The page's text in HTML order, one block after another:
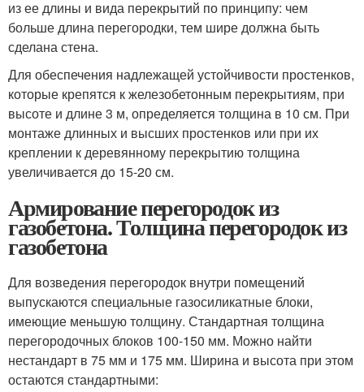
из ее длины и вида перекрытий по принципу: чем
больше длина перегородки, тем шире должна быть
сделана стена.
Для обеспечения надлежащей устойчивости простенков,
которые крепятся к железобетонным перекрытиям, при
высоте и длине 3 м, определяется толщина в 10 см. При
монтаже длинных и высших простенков или при их
креплении к деревянному перекрытию толщина
увеличивается до 15-20 см.
Армирование перегородок из
газобетона. Толщина перегородок из
газобетона
Для возведения перегородок внутри помещений
выпускаются специальные газосиликатные блоки,
имеющие меньшую толщину. Стандартная толщина
перегородочных блоков 100-150 мм. Можно найти
нестандарт в 75 мм и 175 мм. Ширина и высота при этом
остаются стандартными: